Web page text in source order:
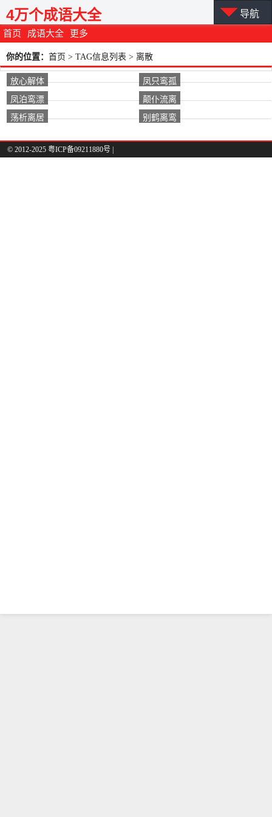
首页 成语大全 更多
4万个成语大全 导航
你的位置： 首页 > TAG信息列表 > 离散
放心解体
凤只鸾孤
凤泊鸾漂
颠仆流离
荡析离居
别鹤离鸾
© 2012-2025 粤ICP备09211880号 |